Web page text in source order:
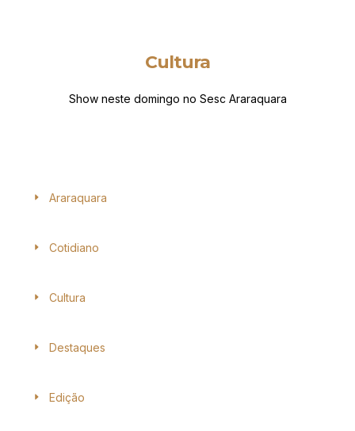
Cultura
Show neste domingo no Sesc Araraquara
Araraquara
Cotidiano
Cultura
Destaques
Edição